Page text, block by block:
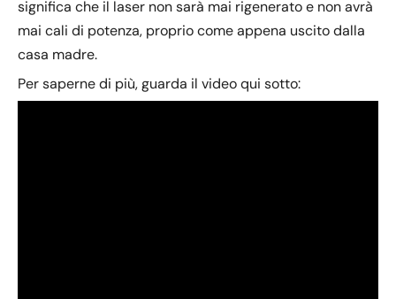
significa che il laser non sarà mai rigenerato e non avrà
mai cali di potenza, proprio come appena uscito dalla
casa madre.
Per saperne di più, guarda il video qui sotto: